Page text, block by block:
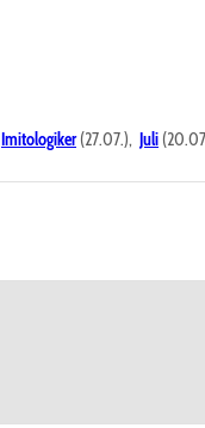
Imitologiker(27.07.), Juli